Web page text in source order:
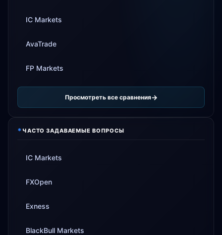
IC Markets
AvaTrade
FP Markets
Просмотреть все сравнения
* ЧАСТО ЗАДАВАЕМЫЕ ВОПРОСЫ
IC Markets
FXOpen
Exness
BlackBull Markets